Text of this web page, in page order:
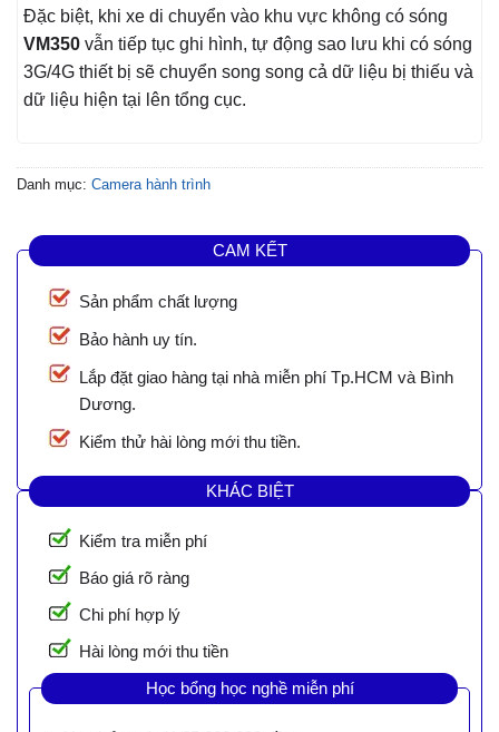
Đặc biệt, khi xe di chuyển vào khu vực không có sóng
VM350 vẫn tiếp tục ghi hình, tự động sao lưu khi có sóng
3G/4G thiết bị sẽ chuyển song song cả dữ liệu bị thiếu và
dữ liệu hiện tại lên tổng cục.
Danh mục: Camera hành trình
CAM KẾT
Sản phẩm chất lượng
Bảo hành uy tín.
Lắp đặt giao hàng tại nhà miễn phí Tp.HCM và Bình
Dương.
Kiểm thử hài lòng mới thu tiền.
KHÁC BIỆT
Kiểm tra miễn phí
Báo giá rõ ràng
Chi phí hợp lý
Hài lòng mới thu tiền
Học bổng học nghề miễn phí